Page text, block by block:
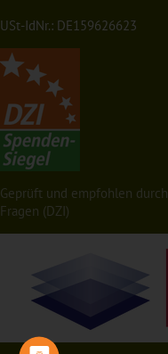
USt-IdNr.: DE159626623
Geprüft und empfohlen
Fragen (DZI)